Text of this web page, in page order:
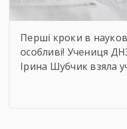
Перші кроки в
особливі! Учениця
Ірина Шубчик взяла
«Сучасний стан та